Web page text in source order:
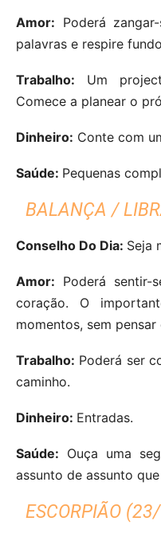
Amor: Poderá
palavras e respire
Trabalho: Um
Comece a planear o
Dinheiro: Conte com
Saúde: Pequenas
BALANÇA /
Conselho Do Dia: Seja
Amor: Poderá
coração. O
momentos, sem pensar
Trabalho: Poderá ser
caminho.
Dinheiro: Entradas.
Saúde: Ouça uma
assunto de assunto
ESCORPIÃO